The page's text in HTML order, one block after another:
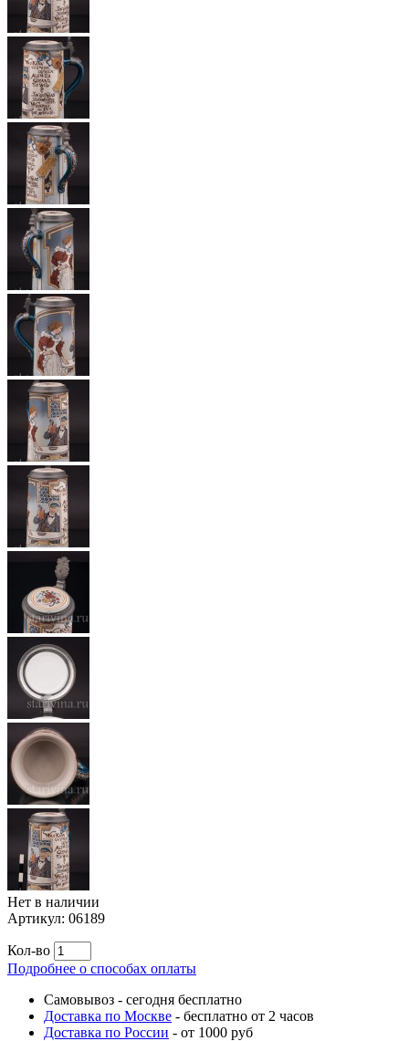
Нет в наличии
Артикул: 06189
Кол-во
Подробнее о способах оплаты
Самовывоз - сегодня бесплатно
Доставка по Москве - бесплатно от 2 часов
Доставка по России - от 1000 руб